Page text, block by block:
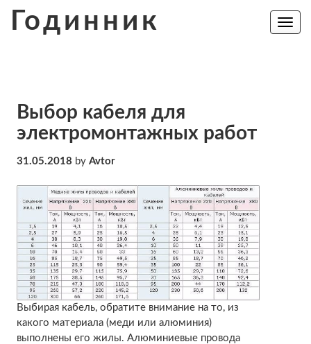
Годинник
Toggle
Выбор кабеля для
электромонтажных работ
31.05.2018 by Avtor
Выбирая кабель, обратите внимание на то, из
какого материала (меди или алюминия)
выполнены его жилы. Алюминиевые провода